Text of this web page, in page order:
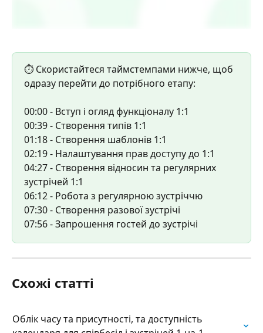
⏱️ Скористайтеся таймстемпами нижче, щоб
одразу перейти до потрібного етапу:
00:00 - Вступ і огляд функціоналу 1:1
00:39 - Створення типів 1:1
01:18 - Створення шаблонів 1:1
02:19 - Налаштування прав доступу до 1:1
04:27 - Створення відносин та регулярних
зустрічей 1:1
06:12 - Робота з регулярною зустріччю
07:30 - Створення разової зустрічі
07:56 - Запрошення гостей до зустрічі
Схожі статті
Облік часу та присутності, та доступність